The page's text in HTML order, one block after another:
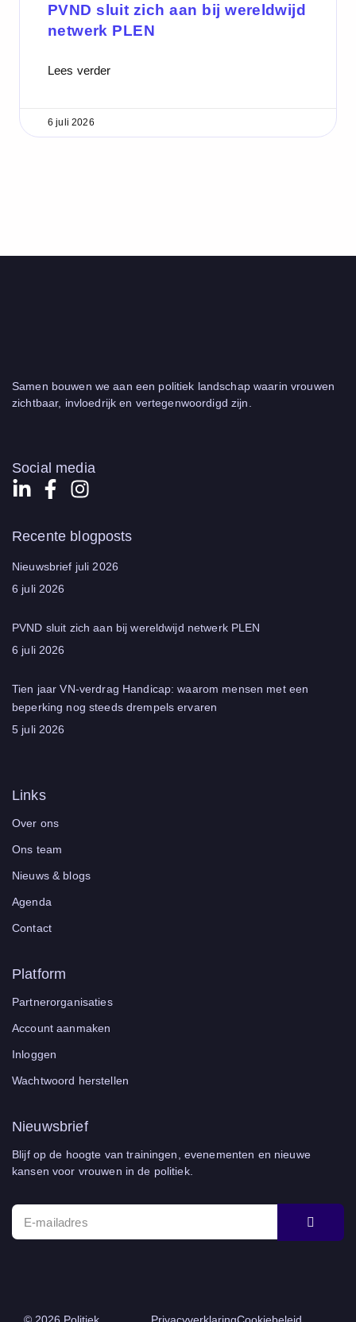
PVND sluit zich aan bij wereldwijd
netwerk PLEN
Lees verder
6 juli 2026
Samen bouwen we aan een politiek landschap waarin vrouwen
zichtbaar, invloedrijk en vertegenwoordigd zijn.
Social media
Recente blogposts
Nieuwsbrief juli 2026
6 juli 2026
PVND sluit zich aan bij wereldwijd netwerk PLEN
6 juli 2026
Tien jaar VN‑verdrag Handicap: waarom mensen met een
beperking nog steeds drempels ervaren
5 juli 2026
Links
Over ons
Ons team
Nieuws & blogs
Agenda
Contact
Platform
Partnerorganisaties
Account aanmaken
Inloggen
Wachtwoord herstellen
Nieuwsbrief
Blijf op de hoogte van trainingen, evenementen en nieuwe
kansen voor vrouwen in de politiek.
© 2026 Politiek PrivacyverklaringCookiebeleid